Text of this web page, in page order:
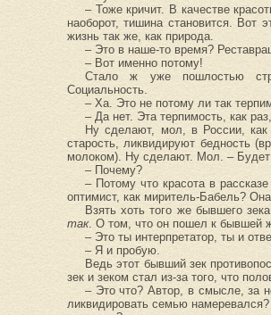
– Тоже кричит. В качестве
наоборот, тишина становится. Вот
жизнь так же, как природа.
– Это в наше-то время?
– Вот именно потому!
Стало ж уже пошлостью
Социальность.
– Ха. Это не потому ли так
– Да нет. Эта терпимость, как
Ну сделают, мол, в России, как
старость, ликвидируют бедность
молоком). Ну сделают. Мол. –
– Почему?
– Потому что красота в
оптимист, как миритель-Бабель?
Взять хоть того же бывшего
так. О том, что он пошел к бывшей
– Это ты интерпретатор, ты и
– Я и пробую.
Ведь этот бывший зек
зек и зеком стал из-за того, что
– Это что? Автор, в смысле, за
ликвидировать семью